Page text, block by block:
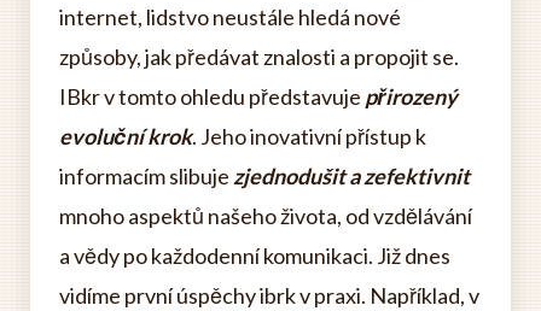
internet, lidstvo neustále hledá nové
způsoby, jak předávat znalosti a propojit se.
IBkr v tomto ohledu představuje přirozený
evoluční krok. Jeho inovativní přístup k
informacím slibuje zjednodušit a zefektivnit
mnoho aspektů našeho života, od vzdělávání
a vědy po každodenní komunikaci. Již dnes
vidíme první úspěchy ibrk v praxi. Například, v